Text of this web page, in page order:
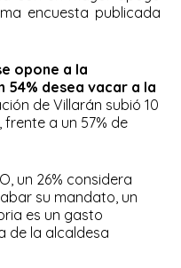
encuesta publicada
opone a la
desea vacar a la
de Villarán subió 10
frente a un 57% de
un 26% considera
su mandato, un
es un gasto
de la alcaldesa